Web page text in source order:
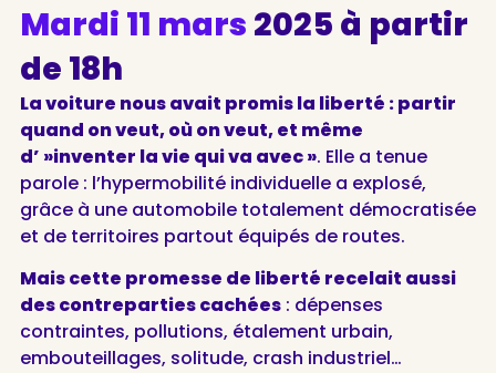
Mardi 11 mars 2025 à partir
de 18h
La voiture nous avait promis la liberté : partir
quand on veut, où on veut, et même
d’ »inventer la vie qui va avec ». Elle a tenue
parole : l’hypermobilité individuelle a explosé,
grâce à une automobile totalement démocratisée
et de territoires partout équipés de routes.
Mais cette promesse de liberté recelait aussi
des contreparties cachées: dépenses
contraintes, pollutions, étalement urbain,
embouteillages, solitude, crash industriel…